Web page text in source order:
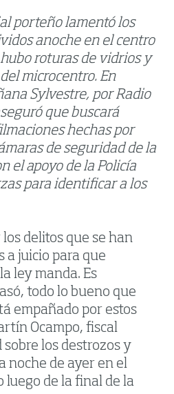
porteño lamentó los
anoche en el centro
roturas de vidrios y
microcentro. En
Sylvestre, por Radio
que buscará
hechas por
de seguridad de la
el apoyo de la Policía
para identificar a los
delitos que se han
a juicio para que
ley manda. Es
todo lo bueno que
empañado por estos
Ocampo, fiscal
sobre los destrozos y
noche de ayer en el
de la final de la